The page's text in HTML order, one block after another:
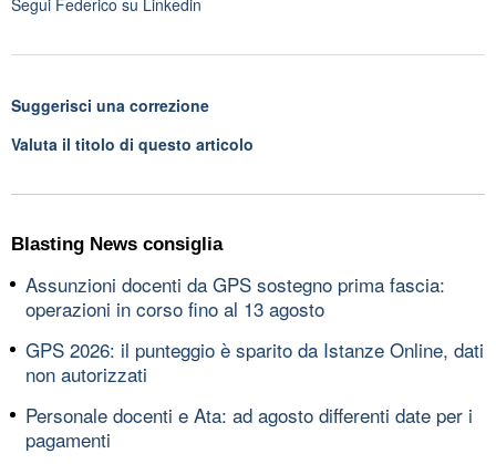
Suggerisci una correzione
Valuta il titolo di questo articolo
Blasting News consiglia
Assunzioni docenti da GPS sostegno prima fascia:
operazioni in corso fino al 13 agosto
GPS 2026: il punteggio è sparito da Istanze Online, dati
non autorizzati
Personale docenti e Ata: ad agosto differenti date per i
pagamenti